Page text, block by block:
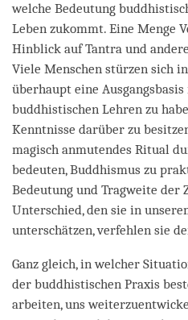
welche Bedeutung
Leben zukommt. Eine Menge
Hinblick auf Tantra und
Viele Menschen stürzen sich
überhaupt eine
buddhistischen Lehren zu
Kenntnisse darüber zu
magisch anmutendes Ritual
bedeuten, Buddhismus zu
Bedeutung und Tragweite der
Unterschied, den sie in
unterschätzen, verfehlen sie
Ganz gleich, in welcher
der buddhistischen Praxis
arbeiten, uns